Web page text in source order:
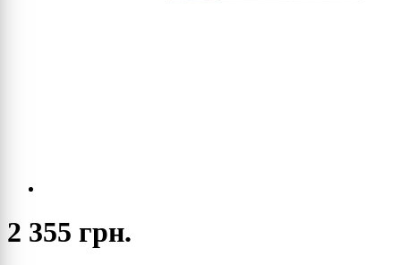
2 355 грн.